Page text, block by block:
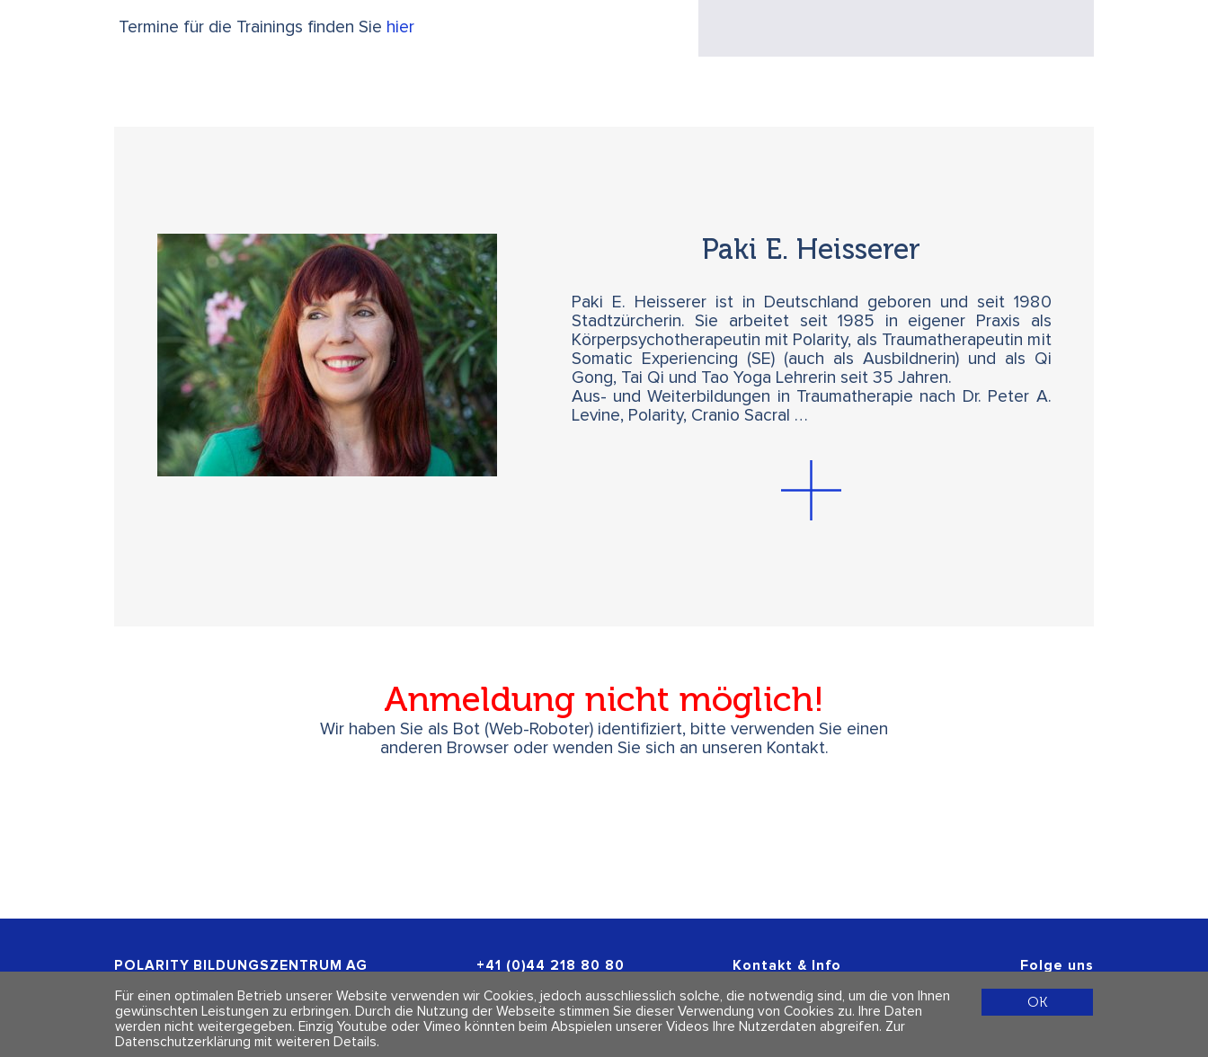
Termine für die Trainings finden Sie hier
Paki E. Heisserer
Paki E. Heisserer ist in Deutschland geboren und seit 1980
Stadtzürcherin. Sie arbeitet seit 1985 in eigener Praxis als
Körperpsychotherapeutin mit Polarity, als Traumatherapeutin mit
Somatic Experiencing (SE) (auch als Ausbildnerin) und als Qi
Gong, Tai Qi und Tao Yoga Lehrerin seit 35 Jahren.
Aus- und Weiterbildungen in Traumatherapie nach Dr. Peter A.
Levine, Polarity, Cranio Sacral …
Anmeldung nicht möglich!
Wir haben Sie als Bot (Web-Roboter) identifiziert, bitte verwenden Sie einen
anderen Browser oder wenden Sie sich an unseren Kontakt.
POLARITY BILDUNGSZENTRUM AG
CH - 8004 Zürich
+41 (0)44 218 80 80
Kontakt & Info
Impressum & Datenschutz
AGBs
Folge uns
Für einen optimalen Betrieb unserer Website verwenden wir Cookies, jedoch ausschliesslich solche, die notwendig sind, um die von Ihnen
gewünschten Leistungen zu erbringen. Durch die Nutzung der Webseite stimmen Sie dieser Verwendung von Cookies zu. Ihre Daten
werden nicht weitergegeben. Einzig Youtube oder Vimeo könnten beim Abspielen unserer Videos Ihre Nutzerdaten abgreifen. Zur
Datenschutzerklärung mit weiteren Details.
OK